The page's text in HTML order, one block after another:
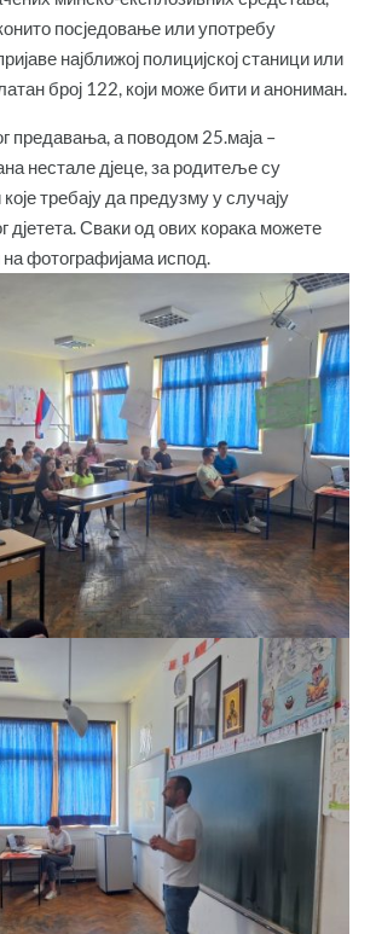
посједовање или употребу
најближој полицијској станици или
број 122, који може бити и анониман.
а поводом 25.маја –
нестале дјеце, за родитеље су
требају да предузму у случају
дјетета. Сваки од ових корака можете
на фотографијама испод.